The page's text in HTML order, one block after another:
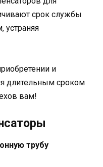
срок службы
устраняя
и
длительным сроком
вам!
трубу